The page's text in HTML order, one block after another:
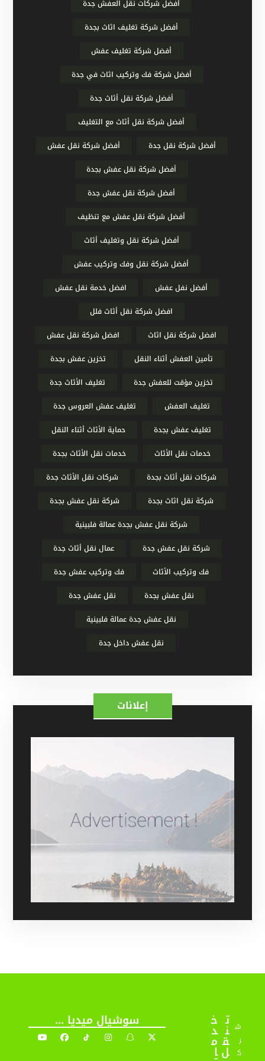
أفضل شركات نقل العفش جدة
أفضل شركة تغليف اثاث بجدة
أفضل شركة تغليف عفش
أفضل شركة فك وتركيب اثاث في جدة
أفضل شركة نقل أثاث جدة
أفضل شركة نقل أثاث مع التغليف
أفضل شركة نقل جدة
أفضل شركة نقل عفش
أفضل شركة نقل عفش بجدة
أفضل شركة نقل عفش جدة
أفضل شركة نقل عفش مع تنظيف
أفضل شركة نقل وتغليف أثاث
أفضل شركة نقل وفك وتركيب عفش
أفضل نفل عفش
افضل خدمة نقل عفش
افضل شركة نقل أثاث فلل
افضل شركة نقل اثاث
افضل شركة نقل عفش
تأمين العفش أثناء النقل
تخزين عفش بجدة
تخزين مؤقت للعفش جدة
تغليف الأثاث جدة
تغليف العفش
تغليف عفش العروس جدة
تغليف عفش بجدة
حماية الأثاث أثناء النقل
خدمات نقل الأثاث
خدمات نقل الأثاث بجدة
شركات نقل أثاث بجدة
شركات نقل الأثاث جدة
شركة نقل اثاث بجدة
شركة نقل عفش بجدة
شركة نقل عفش بجدة عمالة فلبينية
شركة نقل عفش جدة
عمال نقل أثاث جدة
فك وتركيب الأثاث
فك وتركيب عفش جدة
نقل عفش بجدة
نقل عفش جدة
نقل عفش جدة عمالة فلبينية
نقل عفش داخل جدة
إعلانات
ش
ر
ك
ت
ن
ق
ل
خ
د
م
ا
سوشيال ميديا ...